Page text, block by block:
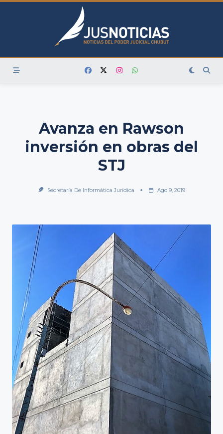
Skip
Avanza en Rawson
inversión en obras del
STJ
Secretaría De Informática Jurídica Ago 9, 2019